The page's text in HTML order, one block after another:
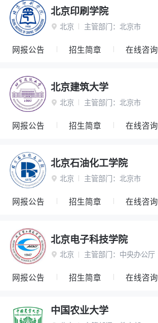
北京印刷学院
 北京 主管部门： 北京市
网报公告 招生简章 在线咨询
北京建筑大学
 北京 主管部门： 北京市
网报公告 招生简章 在线咨询
北京石油化工学院
 北京 主管部门： 北京市
网报公告 招生简章 在线咨询
北京电子科技学院
 北京 主管部门： 中央办公厅
网报公告 招生简章 在线咨询
中国农业大学